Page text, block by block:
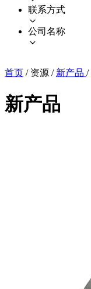
联系方式
公司名称
首页 / 资源 / 新产品 /
新产品